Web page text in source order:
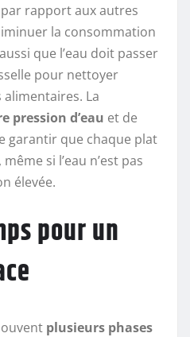
rapport aux autres
la consommation
que l’eau doit passer
pour nettoyer
La
pression d’eau et de
garantir que chaque plat
si l’eau n’est pas
élevée.
pour un
plusieurs phases